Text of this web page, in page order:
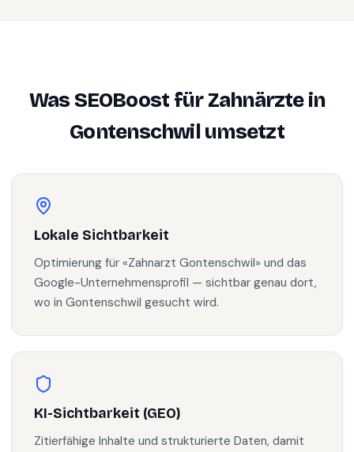
Was SEOBoost fürZahnärztein
Gontenschwilumsetzt
Lokale Sichtbarkeit
Optimierung für «Zahnarzt Gontenschwil» und das
Google-Unternehmensprofil — sichtbar genau dort,
wo in Gontenschwil gesucht wird.
KI-Sichtbarkeit (GEO)
Zitierfähige Inhalte und strukturierte Daten, damit